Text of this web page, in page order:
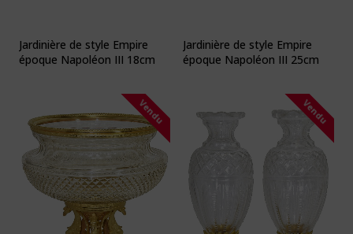
Jardinière de style Empire
époque Napoléon III 18cm
Jardinière de style Empire
époque Napoléon III 25cm
Vendu Vendu